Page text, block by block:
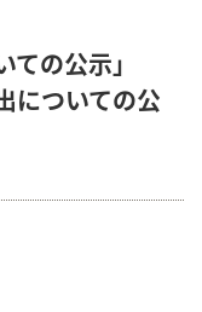
ての公示」
についての公